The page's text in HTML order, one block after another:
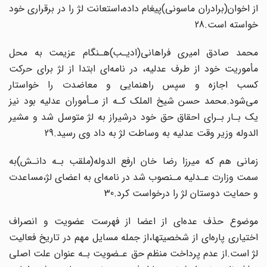
از اخوان(برادران ماسونی)پیغام داده،استعانت لژ را در برقراری خود
خواسته است.28
محمد صادق امیری‌ فراهانی‌(ادیـب‌)هـنگام عزیمت به محل
مأموریت خود از طرف عدلیه، در‌ نامه‌ای ابتدا از لژ برای حرکت
کسب اجازه و سپس راهنمایی و معاضدت را خواستار
می‌شود.محمد حسن شیخ الملک‌ کـه‌ از‌ مـأموران عدلیه بود نیز
یک بـار بـرای احقاق حق خود در‌شیراز‌ به لژ متوسل شد و مشیر
الدوله وزیر وقت عدلیه به وساطت لژ به داد وی رسید‌.29‌
زمانی‌ هم که میرزا رضا خان ارفع الدوله(ملقب بـه دانـش)به
سمت‌ وزارت‌ عـدلیه‌ مـنصوب‌ شد در نامه‌ای به اعضای لژ،مساعدت
و حمایت دوستان لژ را درخواست کرد‌.30‌
موضوع‌ حذف عده‌ای از اعضا از فهرست عضویت و انصراف
اختیاری پاره‌ای از شخصیتها،از جمله‌ مسایل‌ مهم در تاریخ فعالیت
لژ است.از عدم پرداخت منظم حق عـضویت‌ بـه‌ عنوان‌ علت‌ اصلی